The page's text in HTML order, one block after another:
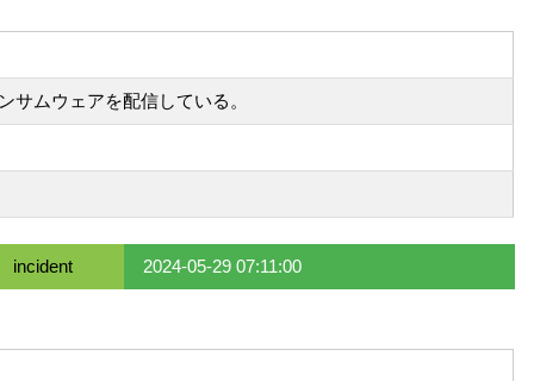
ムウェアを配信している。
incident 2024-05-29 07:11:00